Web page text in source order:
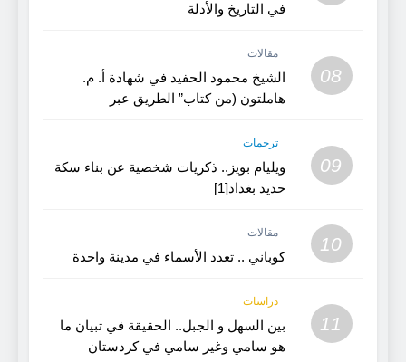
في التاريخ والأدلة
08
مقالات
الشيخ محمود الحفيد في شهادة أ. م.
هاملتون (من كتاب” الطريق عبر
09
ترجمات
ويليام بويز.. ذكريات شخصية عن بناء سكة
حديد بغداد[1]
10
مقالات
كوباني .. تعدد الأسماء في مدينة واحدة
11
دراسات
بين السهل و الجبل.. الحقيقة في تبيان ما
هو سامي وغير سامي في كردستان